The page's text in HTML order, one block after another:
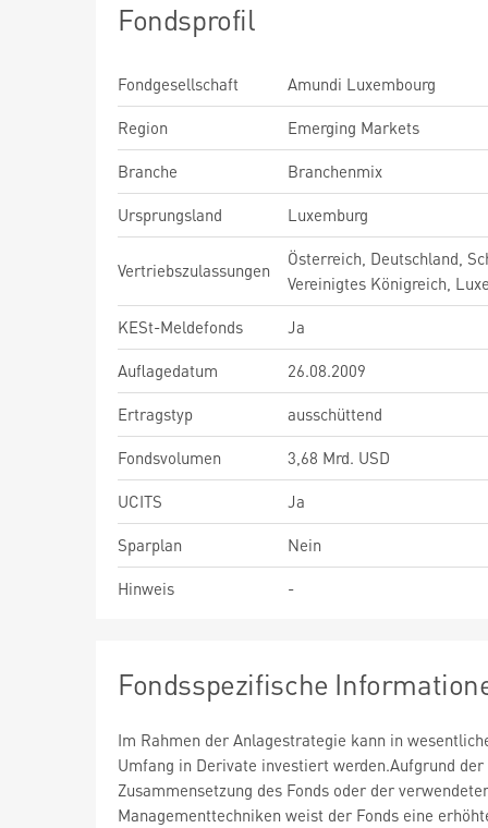
Fondsprofil
Fondgesellschaft
Amundi Luxembourg
Region
Emerging Markets
Branche
Branchenmix
Ursprungsland
Luxemburg
Vertriebszulassungen
Österreich, Deutschland,
Vereinigtes Königreich,
KESt-Meldefonds
Ja
Auflagedatum
26.08.2009
Ertragstyp
ausschüttend
Fondsvolumen
3,68 Mrd. USD
UCITS
Ja
Sparplan
Nein
Hinweis
-
Fondsspezifische
Im Rahmen der Anlagestrategie kann in
Umfang in Derivate investiert werden.Aufgrund der
Zusammensetzung des Fonds oder der
Managementtechniken weist der Fonds eine